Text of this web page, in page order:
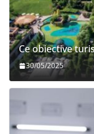
Ce obiective
30/05/2025